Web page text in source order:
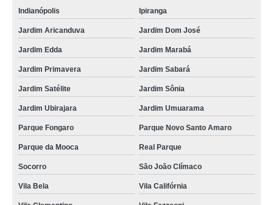
Indianópolis Ipiranga
Jardim Aricanduva Jardim Dom José
Jardim Edda Jardim Marabá
Jardim Primavera Jardim Sabará
Jardim Satélite Jardim Sônia
Jardim Ubirajara Jardim Umuarama
Parque Fongaro Parque Novo Santo Amaro
Parque da Mooca Real Parque
Socorro São João Clímaco
Vila Bela Vila Califórnia